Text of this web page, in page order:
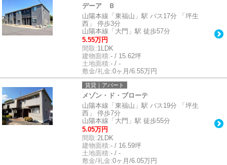
デーア Ｂ
山陽本線「東福山」駅 バス17分 「坪生
西」 停歩3分
山陽本線「大門」駅 徒歩57分
5.55万円
間取:1LDK
建物面積:- / 15.62坪
土地面積:- / -
敷金/礼金:0ヶ月/6.55万円
賃貸｜アパート
メゾン・ド・ブローテ
山陽本線「東福山」駅 バス19分 「坪生
西」 停歩7分
山陽本線「大門」駅 徒歩55分
5.05万円
間取:2LDK
建物面積:- / 16.59坪
土地面積:- / -
敷金/礼金:0ヶ月/6.05万円